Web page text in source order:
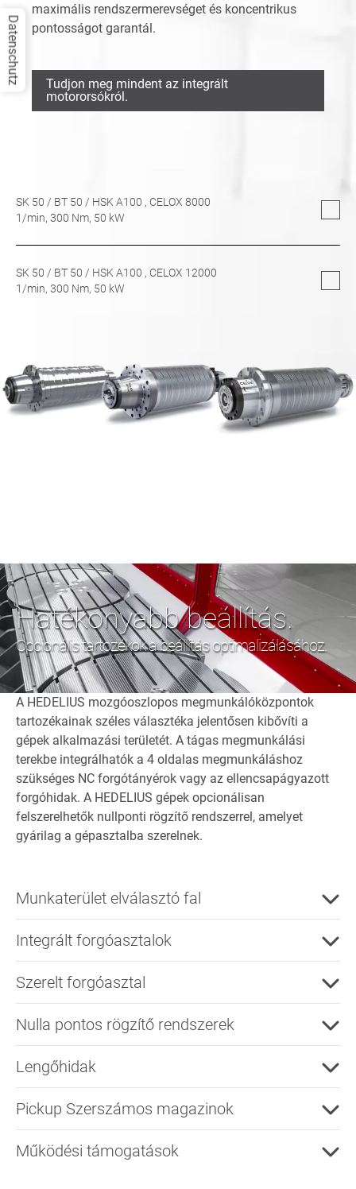
maximális rendszermerevséget és koncentrikus
pontosságot garantál.
Tudjon meg mindent az integrált
motororsókról.
SK 50 / BT 50 / HSK A100 , CELOX 8000
1/min, 300 Nm, 50 kW
SK 50 / BT 50 / HSK A100 , CELOX 12000
1/min, 300 Nm, 50 kW
Hatékonyabb beállítás.
Opcionális tartozékok a beállítás optimalizálásához.
A HEDELIUS mozgóoszlopos megmunkálóközpontok
tartozékainak széles választéka jelentősen kibővíti a
gépek alkalmazási területét. A tágas megmunkálási
terekbe integrálhatók a 4 oldalas megmunkáláshoz
szükséges NC forgótányérok vagy az ellencsapágyazott
forgóhidak. A HEDELIUS gépek opcionálisan
felszerelhetők nullponti rögzítő rendszerrel, amelyet
gyárilag a gépasztalba szerelnek.
Munkaterület elválasztó fal
Integrált forgóasztalok
Szerelt forgóasztal
Nulla pontos rögzítő rendszerek
Lengőhidak
Pickup Szerszámos magazinok
Működési támogatások
Datenschutz